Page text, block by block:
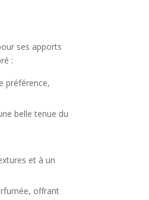
ses apports
:
préférence,
belle tenue du
et à un
offrant